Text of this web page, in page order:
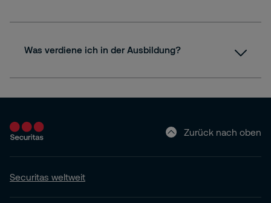
Was verdiene ich in der Ausbildung?
Zurück nach oben
Securitas weltweit